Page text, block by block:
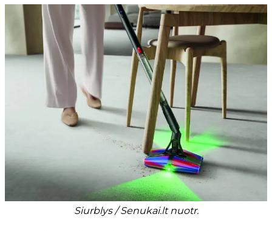
Siurblys / Senukai.lt nuotr.